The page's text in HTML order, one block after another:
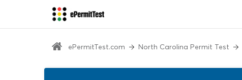
ePermitTest.com North Carolina Permit Test